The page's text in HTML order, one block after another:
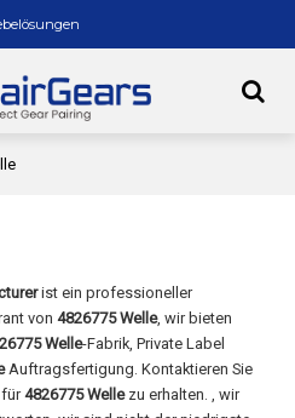
ist ein professioneller
von4826775 Welle, wir bieten
Welle-Fabrik, Private Label
Auftragsfertigung. Kontaktieren Sie
für4826775 Wellezu erhalten. , wir